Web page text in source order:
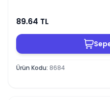
89.64 TL
Ürün Kodu: 8684